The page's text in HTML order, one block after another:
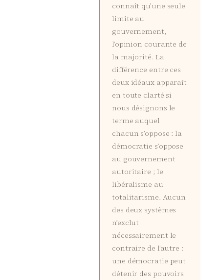
connaît qu’une seule
limite au
gouvernement,
l’opinion courante de
la majorité. La
différence entre ces
deux idéaux apparaît
en toute clarté si
nous désignons le
terme auquel
chacun s’oppose : la
démocratie s’oppose
au gouvernement
autoritaire ; le
libéralisme au
totalitarisme. Aucun
des deux systèmes
n’exclut
nécessairement le
contraire de l’autre :
une démocratie peut
détenir des pouvoirs